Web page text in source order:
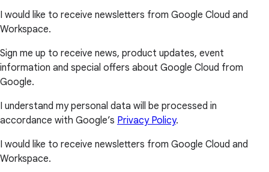
I would like to receive newsletters from Google Cloud and
Workspace.
Sign me up to receive news, product updates, event
information and special offers about Google Cloud from
Google.
I understand my personal data will be processed in
accordance with Google’s Privacy Policy.
I would like to receive newsletters from Google Cloud and
Workspace.